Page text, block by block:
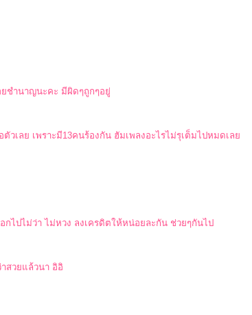
ชำนาญนะคะ มีผิดๆถูกๆอยู่
วเลย เพราะมี13คนร้องกัน ฮัมเพลงอะไรไม่รุเต็มไปหมดเล
ไปไม่ว่า ไม่หวง ลงเครดิตให้หน่อยละกัน ช่วยๆกันไป
สวยแล้วนา อิอิ